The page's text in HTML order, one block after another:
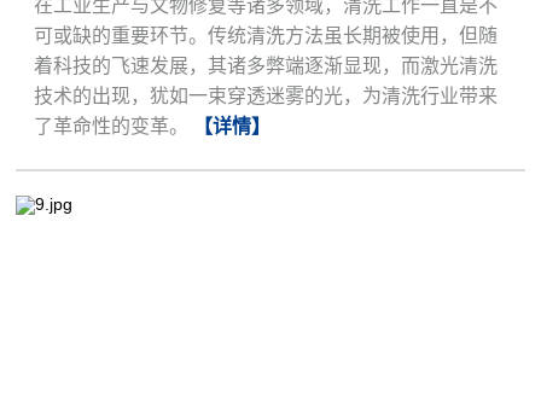
在工业生产与文物修复等诸多领域，清洗工作一直是不
可或缺的重要环节。传统清洗方法虽长期被使用，但随
着科技的飞速发展，其诸多弊端逐渐显现，而激光清洗
技术的出现，犹如一束穿透迷雾的光，为清洗行业带来
了革命性的变革。
【详情】